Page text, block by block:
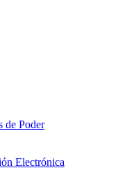
de Poder
Electrónica